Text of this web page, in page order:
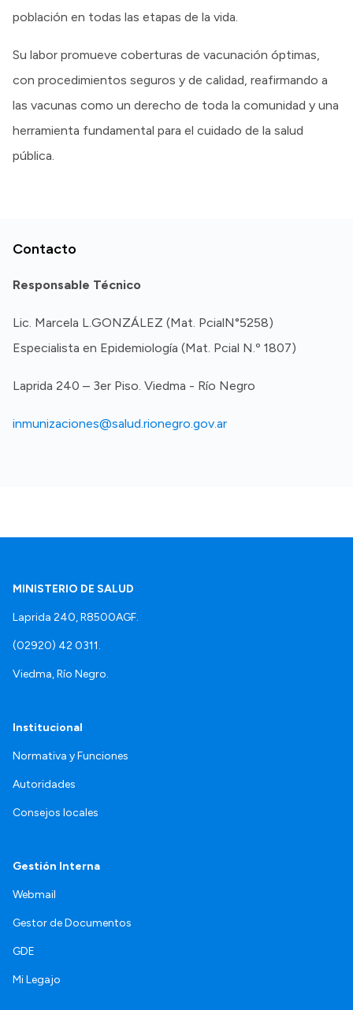
población en todas las etapas de la vida.
Su labor promueve coberturas de vacunación óptimas,
con procedimientos seguros y de calidad, reafirmando a
las vacunas como un derecho de toda la comunidad y una
herramienta fundamental para el cuidado de la salud
pública.
Contacto
Responsable Técnico
Lic. Marcela L.GONZÁLEZ (Mat. PcialN°5258)
Especialista en Epidemiología (Mat. Pcial N.º 1807)
Laprida 240 – 3er Piso. Viedma - Río Negro
inmunizaciones@salud.rionegro.gov.ar
MINISTERIO DE SALUD
Laprida 240, R8500AGF.
(02920) 42 0311.
Viedma, Río Negro.
Institucional
Normativa y Funciones
Autoridades
Consejos locales
Gestión Interna
Webmail
Gestor de Documentos
GDE
Mi Legajo